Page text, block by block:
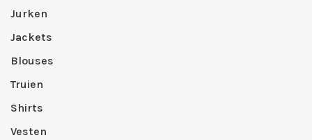
Jurken
Jackets
Blouses
Truien
Shirts
Vesten